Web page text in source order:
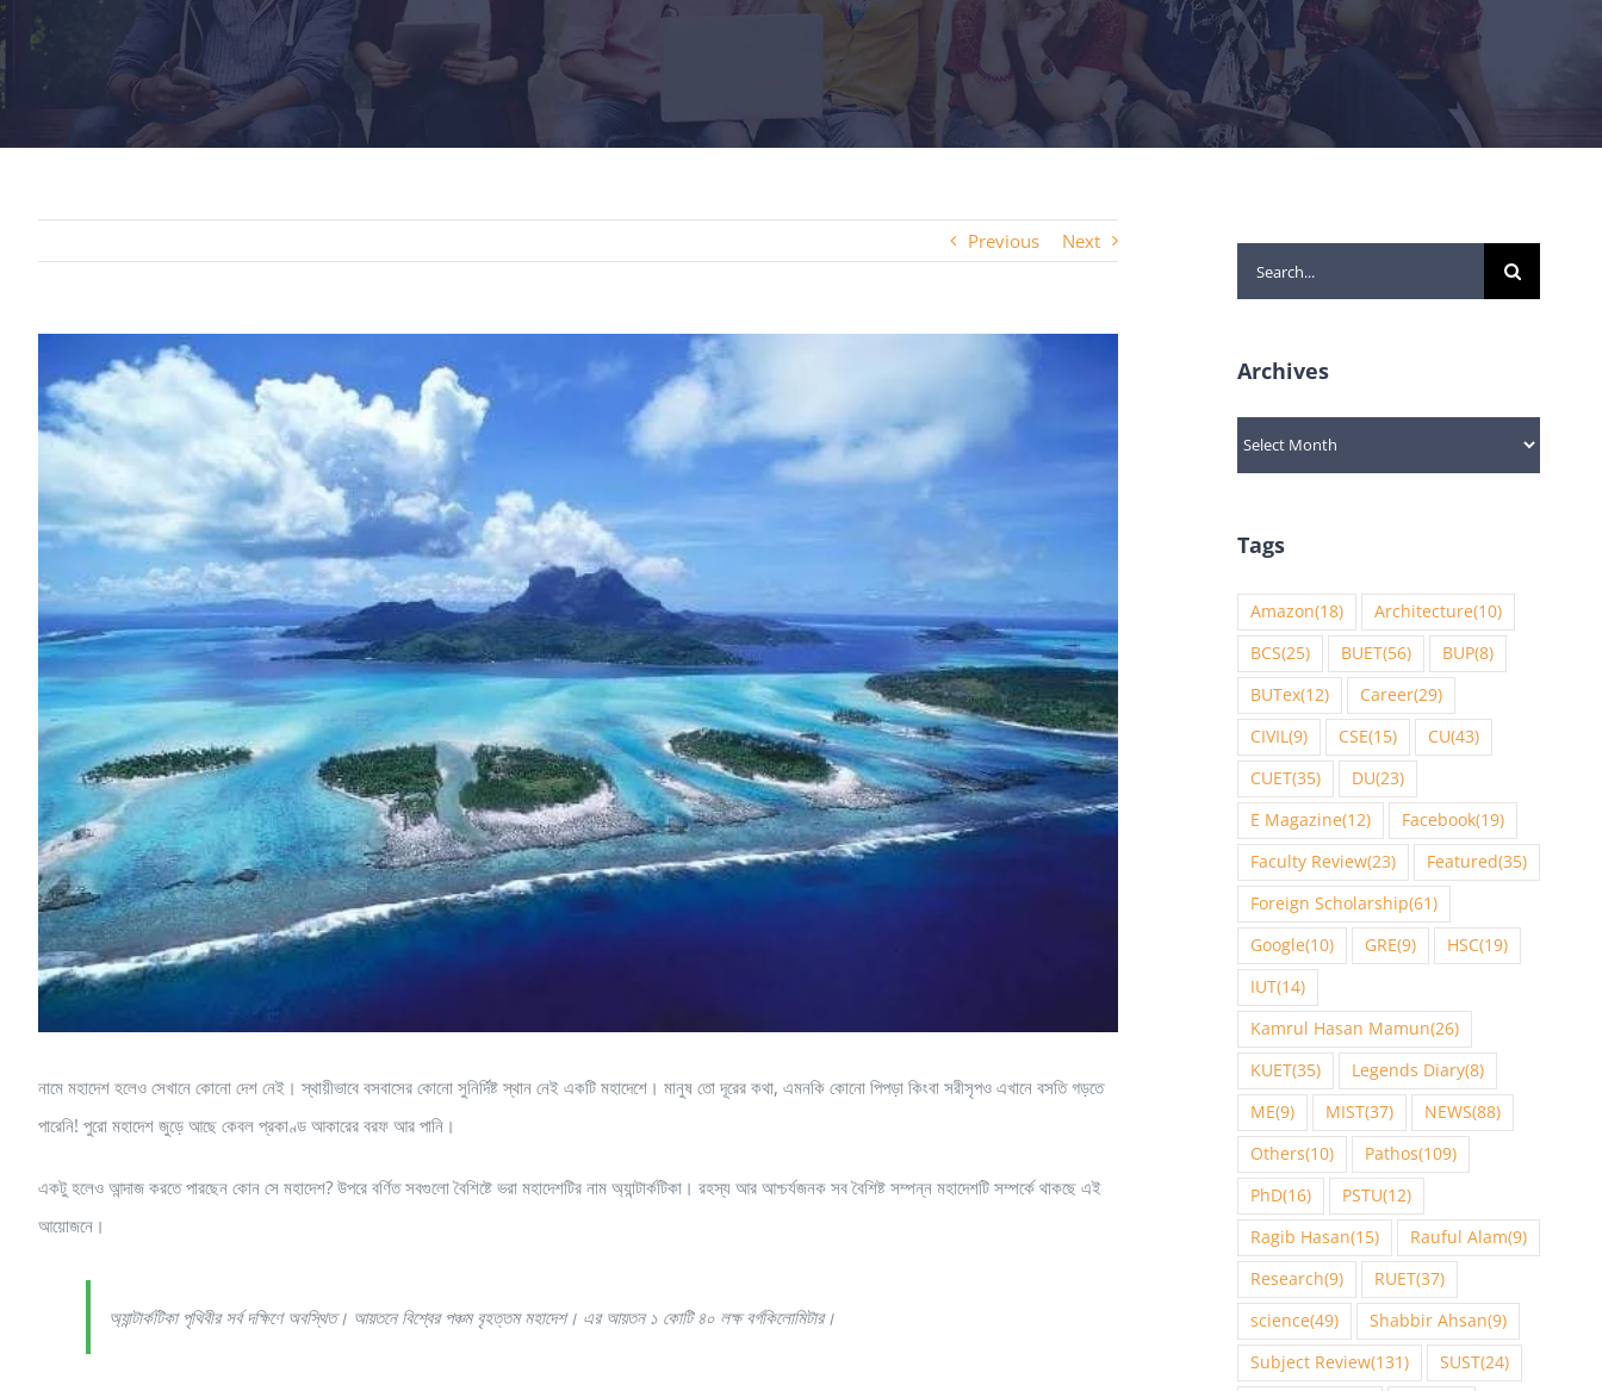
Previous Next
নামে মহাদেশ হলেও সেখানে কোনো দেশ নেই। স্থায়ীভাবে বসবাসের কোনো ‍সুনির্দিষ্ট স্থান নেই একটি মহাদেশে। মানুষ তো দূরের কথা, এমনকি কোনো পিপড়া কিংবা সরীসৃপও এখানে বসতি গড়তে
পারেনি! পুরো মহাদেশ জুড়ে আছে কেবল প্রকাণ্ড আকারের বরফ আর পানি।
একটু হলেও আন্দাজ করতে পারছেন কোন সে মহাদেশ? উপরে বর্ণিত সবগুলো বৈশিষ্টে ভরা মহাদেশটির নাম অ্যান্টার্কটিকা। রহস্য আর আশ্চর্যজনক সব বৈশিষ্ট সম্পন্ন মহাদেশটি সম্পর্কে থাকছে এই
আয়োজনে।
অ্যান্টার্কটিকা পৃথিবীর সর্ব দক্ষিণে অবস্থিত। আয়তনে বিশ্বের পঞ্চম বৃহত্তম মহাদেশ। এর আয়তন ১ কোটি ৪০ লক্ষ বর্গকিলোমিটার।
Search
for:
Archives
Archives
Tags
Amazon(18) Architecture(10)
BCS(25) BUET(56) BUP(8)
BUTex(12) Career(29)
CIVIL(9) CSE(15) CU(43)
CUET(35) DU(23)
E Magazine(12) Facebook(19)
Faculty Review(23) Featured(35)
Foreign Scholarship(61)
Google(10) GRE(9) HSC(19)
IUT(14)
Kamrul Hasan Mamun(26)
KUET(35) Legends Diary(8)
ME(9) MIST(37) NEWS(88)
Others(10) Pathos(109)
PhD(16) PSTU(12)
Ragib Hasan(15) Rauful Alam(9)
Research(9) RUET(37)
science(49) Shabbir Ahsan(9)
Subject Review(131) SUST(24)